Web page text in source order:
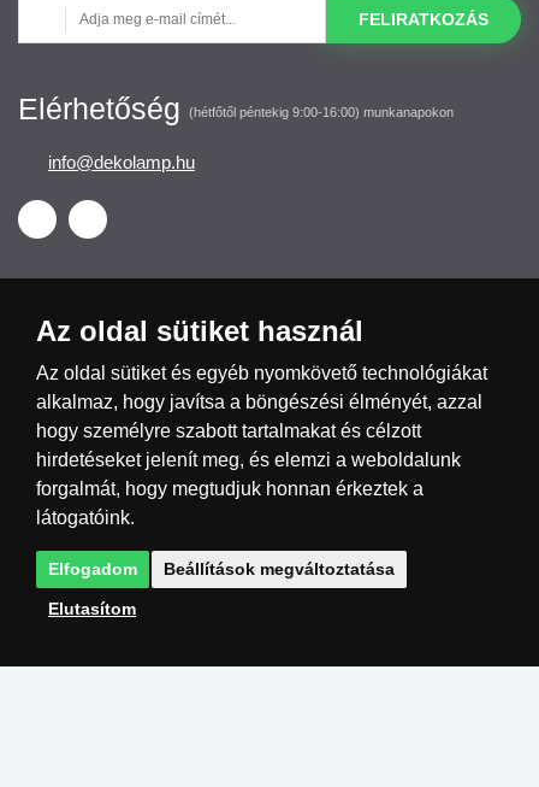
FELIRATKOZÁS
Elérhetőség (hétfőtől péntekig 9:00-16:00) munkanapokon
info@dekolamp.hu
Česká republika Slovensko Deutschland
Magyarország Österreich België
Nederland
Az oldal sütiket használ
Az oldal sütiket és egyéb nyomkövető technológiákat
alkalmaz, hogy javítsa a böngészési élményét, azzal
hogy személyre szabott tartalmakat és célzott
hirdetéseket jelenít meg, és elemzi a weboldalunk
forgalmát, hogy megtudjuk honnan érkeztek a
látogatóink.
Elfogadom Beállítások megváltoztatása
Elutasítom